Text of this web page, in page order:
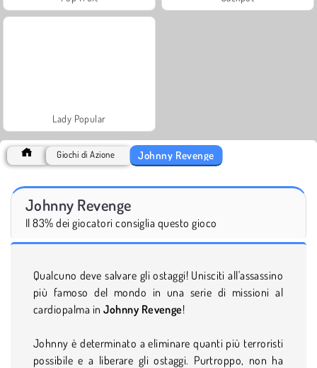
Lady Popular
Giochi di Azione Johnny Revenge
Johnny Revenge
Il 83% dei giocatori consiglia questo gioco
Qualcuno deve salvare gli ostaggi! Unisciti all'assassino
più famoso del mondo in una serie di missioni al
cardiopalma inJohnny Revenge!
Johnny è determinato a eliminare quanti più terroristi
possibile e a liberare gli ostaggi. Purtroppo, non ha